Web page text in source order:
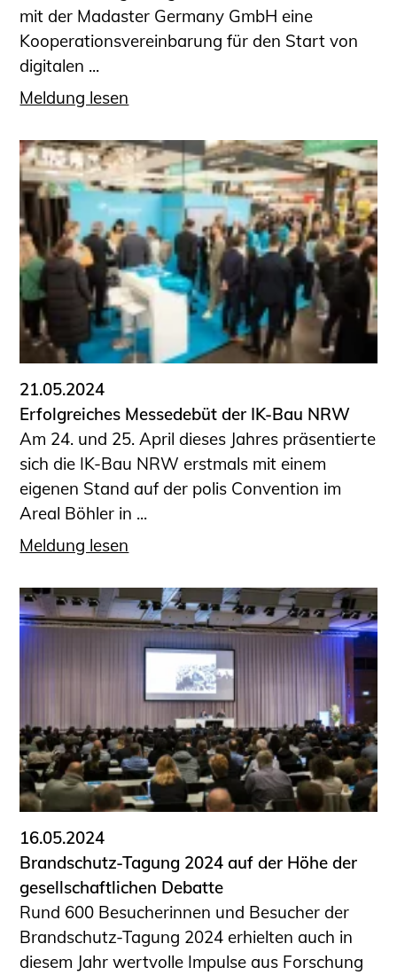
Verbraucher
Ingenieursuche (Mitglieder der IK-Bau
NRW)
Fachlisten
Informationen für Schülerinnen,
Schüler und Studierende
Projekte für Schülerinnen und Schüler
START.ING. Das Studierenden Praxis-
Programm
Wissenswertes für Studierende
Wettbewerbe für Studierende
BLING.BLING.
Kammer Newsletter
Presse
Kontakt und Anfahrt
Impressum
Datenschutz
Ingenieurakademie West
mit der Madaster Germany GmbH eine
Kooperationsvereinbarung für den Start von
digitalen ...
Meldung lesen
21.05.2024
Erfolgreiches Messedebüt der IK-Bau NRW
Am 24. und 25. April dieses Jahres präsentierte
sich die IK-Bau NRW erstmals mit einem
eigenen Stand auf der polis Convention im
Areal Böhler in ...
Meldung lesen
16.05.2024
Brandschutz-Tagung 2024 auf der Höhe der
gesellschaftlichen Debatte
Rund 600 Besucherinnen und Besucher der
Brandschutz-Tagung 2024 erhielten auch in
diesem Jahr wertvolle Impulse aus Forschung